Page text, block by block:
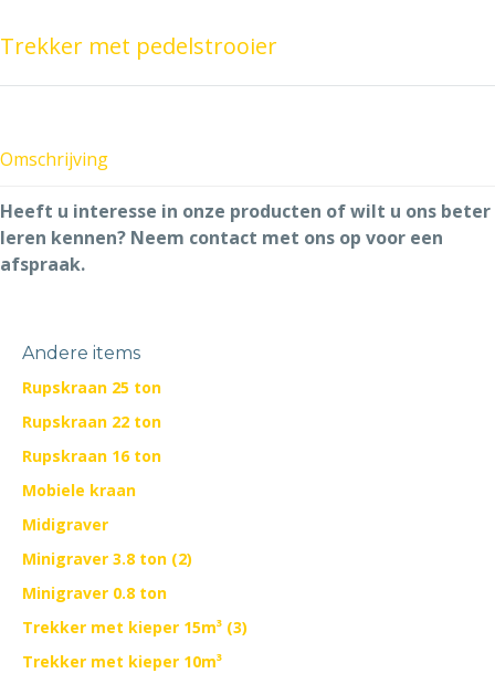
Trekker met pedelstrooier
Omschrijving
Heeft u interesse in onze producten of wilt u ons beter
leren kennen? Neem contact met ons op voor een
afspraak.
Andere items
Rupskraan 25 ton
Rupskraan 22 ton
Rupskraan 16 ton
Mobiele kraan
Midigraver
Minigraver 3.8 ton (2)
Minigraver 0.8 ton
Trekker met kieper 15m³ (3)
Trekker met kieper 10m³